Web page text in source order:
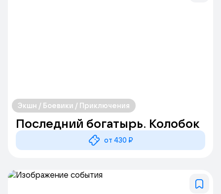
Экшн / Боевики / Приключения
Последний богатырь. Колобок
от 430 ₽